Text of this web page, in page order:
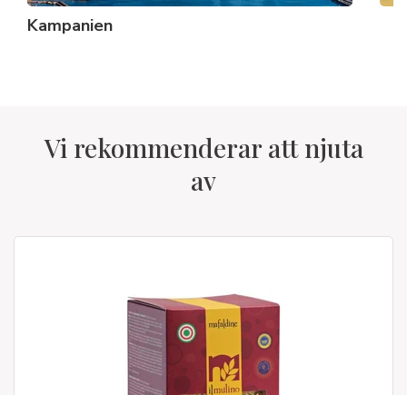
Kampanien
Vi rekommenderar att njuta
av